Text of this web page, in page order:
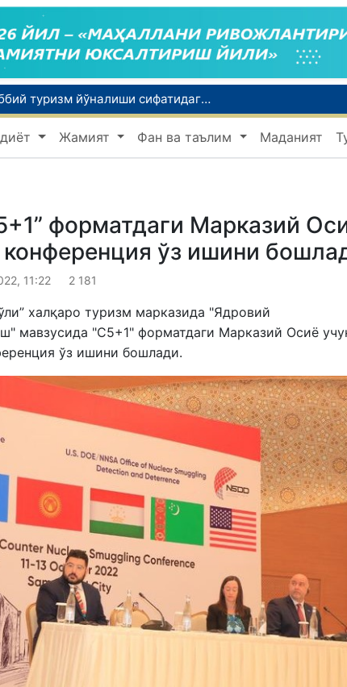
Малайзия Марказий Осиёда тиббий туризм йўналиши сифатидаги мавқеини мустаҳкамламоқда
ва бола Ватанга қайтарилди
Наманган шаҳрининг собиқ ҳокими Анвар Отаходжаевга нисбатан 11 йилга озодликдан маҳрум қилиш жазоси тайинланди
Жамият Фан ва таълим Маданият
форматдаги Марказий
конференция ўз ишини
11:22 2 181
халқаро туризм марказида "Ядровий
мавзусида "С5+1" форматдаги Марказий Осиё
ўз ишини бошлади.